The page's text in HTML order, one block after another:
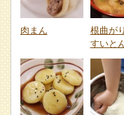
肉まん
根曲が
すいと